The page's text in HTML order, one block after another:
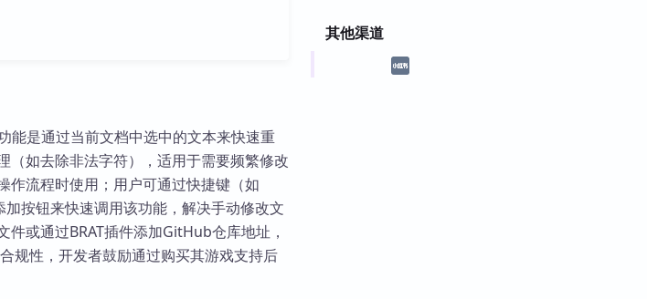
其他渠道
是通过当前文档中选中的文本来快速重
（如去除非法字符），适用于需要频繁修改
作流程时使用；用户可通过快捷键（如
按钮来快速调用该功能，解决手动修改文
或通过BRAT插件添加GitHub仓库地址，
规性，开发者鼓励通过购买其游戏支持后